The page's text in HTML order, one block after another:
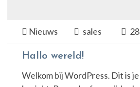
Nieuws sales
Hallo wereld!
Welkom bij WordPress. Dit is